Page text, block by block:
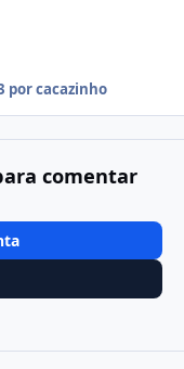
por cacazinho
comentar